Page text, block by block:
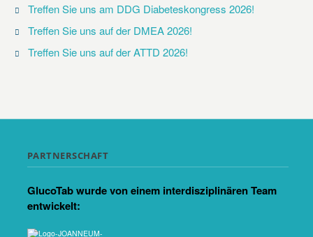
Treffen Sie uns am DDG Diabeteskongress 2026!
Treffen Sie uns auf der DMEA 2026!
Treffen Sie uns auf der ATTD 2026!
PARTNERSCHAFT
GlucoTab wurde von einem interdisziplinären Team
entwickelt: